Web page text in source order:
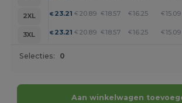
2XL
€23.21 € 20.89 €18.57 € 16.25 €15.09
3XL
€23.21 € 20.89 €18.57 € 16.25 €15.09
Selecties: 0
Aan winkelwagen